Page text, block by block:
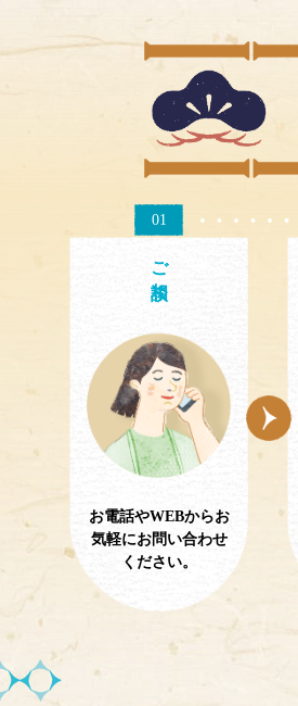
01
ご相談
お電話やWEBからお
気軽にお問い合わせ
ください。